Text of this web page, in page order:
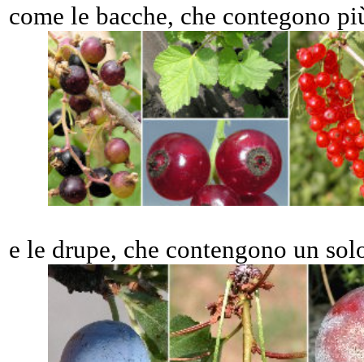
come le bacche, che contegono
e le drupe, che contengono un